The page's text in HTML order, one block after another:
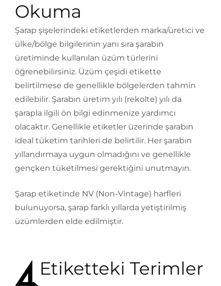
Okuma
Şarap şişelerindeki etiketlerden marka/üretici ve
ülke/bölge bilgilerinin yanı sıra şarabın
üretiminde kullanılan üzüm türlerini
öğrenebilirsiniz. Üzüm çeşidi etikette
belirtilmese de genellikle bölgelerden tahmin
edilebilir. Şarabın üretim yılı (rekolte) yılı da
şarapla ilgili ön bilgi edinmenize yardımcı
olacaktır. Genellikle etiketler üzerinde şarabın
ideal tüketim tarihleri de belirtilir. Her şarabın
yıllandırmaya uygun olmadığını ve genellikle
gençken tüketilmesi gerektiğini unutmayın.
Şarap etiketinde NV (Non-Vintage) harfleri
bulunuyorsa, şarap farklı yıllarda yetiştirilmiş
üzümlerden elde edilmiştir.
Etiketteki Terimler